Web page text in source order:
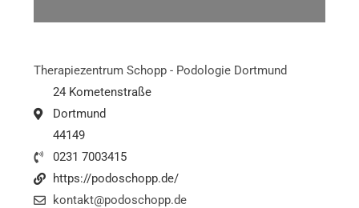
Therapiezentrum Schopp - Podologie Dortmund
24 Kometenstraße
Dortmund
44149
0231 7003415
https://podoschopp.de/
kontakt@podoschopp.de